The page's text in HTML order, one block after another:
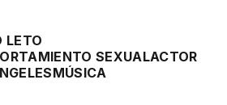
LETO
SEXUALACTOR
MÚSICA